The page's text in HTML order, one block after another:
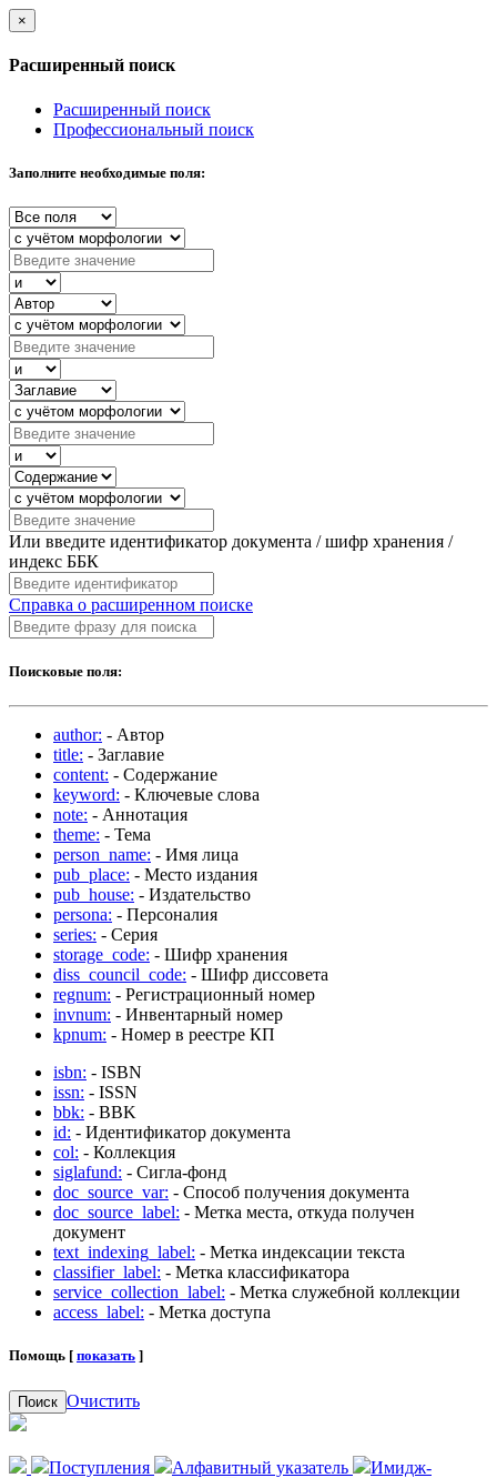
×
Расширенный поиск
Расширенный поиск
Профессиональный поиск
Заполните необходимые поля:
Или введите идентификатор документа / шифр хранения /
индекс ББК
Справка о расширенном поиске
Поисковые поля:
author: - Автор
title: - Заглавие
content: - Содержание
keyword: - Ключевые слова
note: - Аннотация
theme: - Тема
person_name: - Имя лица
pub_place: - Место издания
pub_house: - Издательство
persona: - Персоналия
series: - Серия
storage_code: - Шифр хранения
diss_council_code: - Шифр диссовета
regnum: - Регистрационный номер
invnum: - Инвентарный номер
kpnum: - Номер в реестре КП
isbn: - ISBN
issn: - ISSN
bbk: - BBK
id: - Идентификатор документа
col: - Коллекция
siglafund: - Сигла-фонд
doc_source_var: - Способ получения документа
doc_source_label: - Метка места, откуда получен
документ
text_indexing_label: - Метка индексации текста
classifier_label: - Метка классификатора
service_collection_label: - Метка служебной коллекции
access_label: - Метка доступа
Помощь [ показать ]
Поиск Очистить
Поступления Алфавитный указатель
Имидж-